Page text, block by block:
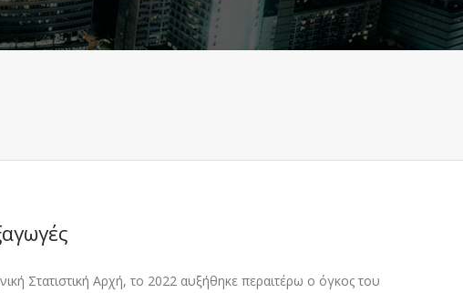
Στατιστική Αρχή, το 2022 αυξήθηκε περαιτέρω ο όγκος του